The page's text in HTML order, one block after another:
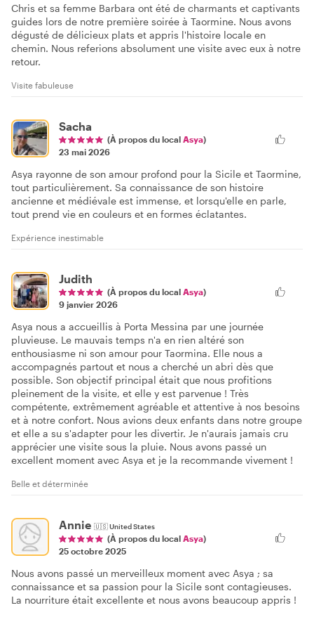
Chris et sa femme Barbara ont été de charmants et captivants
guides lors de notre première soirée à Taormine. Nous avons
dégusté de délicieux plats et appris l'histoire locale en
chemin. Nous referions absolument une visite avec eux à notre
retour.
Visite fabuleuse
Sacha
(À propos du local Asya)
23 mai 2026
Asya rayonne de son amour profond pour la Sicile et Taormine,
tout particulièrement. Sa connaissance de son histoire
ancienne et médiévale est immense, et lorsqu'elle en parle,
tout prend vie en couleurs et en formes éclatantes.
Expérience inestimable
Judith
(À propos du local Asya)
9 janvier 2026
Asya nous a accueillis à Porta Messina par une journée
pluvieuse. Le mauvais temps n'a en rien altéré son
enthousiasme ni son amour pour Taormina. Elle nous a
accompagnés partout et nous a cherché un abri dès que
possible. Son objectif principal était que nous profitions
pleinement de la visite, et elle y est parvenue ! Très
compétente, extrêmement agréable et attentive à nos besoins
et à notre confort. Nous avions deux enfants dans notre groupe
et elle a su s'adapter pour les divertir. Je n'aurais jamais cru
apprécier une visite sous la pluie. Nous avons passé un
excellent moment avec Asya et je la recommande vivement !
Belle et déterminée
Annie 🇺🇸United States
(À propos du local Asya)
25 octobre 2025
Nous avons passé un merveilleux moment avec Asya ; sa
connaissance et sa passion pour la Sicile sont contagieuses.
La nourriture était excellente et nous avons beaucoup appris !